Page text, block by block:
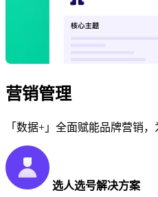
营销管理
「数据+」全面赋能品牌营销
选人选号解决方案